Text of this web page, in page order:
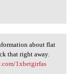
about flat
that right away.
1xbetgirfas